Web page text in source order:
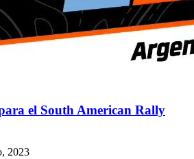
el South American Rally
2023